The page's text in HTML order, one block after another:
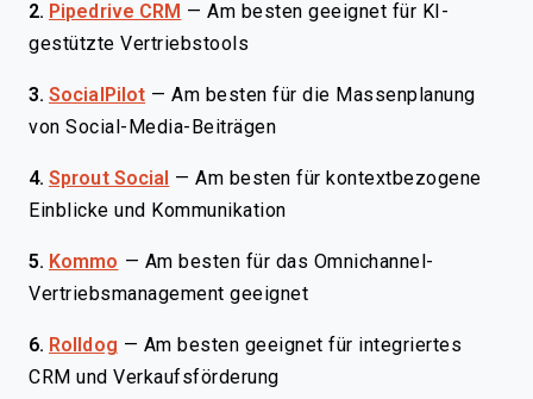
2. Pipedrive CRM —Am besten geeignet für KI-
gestützte Vertriebstools
3. SocialPilot —Am besten für die Massenplanung
von Social-Media-Beiträgen
4. Sprout Social —Am besten für kontextbezogene
Einblicke und Kommunikation
5. Kommo — Am besten für das Omnichannel-
Vertriebsmanagement geeignet
6. Rolldog — Am besten geeignet für integriertes
CRM und Verkaufsförderung